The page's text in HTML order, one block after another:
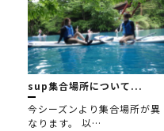
sup集合場所について...
今シーズンより集合場所が異
なります。 以…